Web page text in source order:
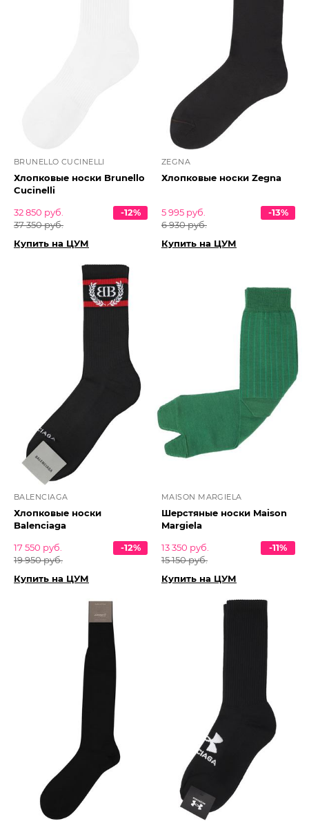
BRUNELLO CUCINELLI
Хлопковые носки Brunello
Cucinelli
32 850 руб.
37 350 руб.
-12%
Купить на ЦУМ
ZEGNA
Хлопковые носки Zegna
5 995 руб.
6 930 руб.
-13%
Купить на ЦУМ
BALENCIAGA
Хлопковые носки
Balenciaga
17 550 руб.
19 950 руб.
-12%
Купить на ЦУМ
MAISON MARGIELA
Шерстяные носки Maison
Margiela
13 350 руб.
15 150 руб.
-11%
Купить на ЦУМ